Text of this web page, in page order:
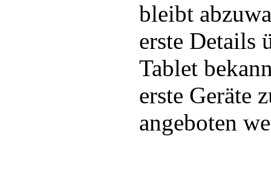
bleibt
erste Details
Tablet
erste Geräte
angeboten